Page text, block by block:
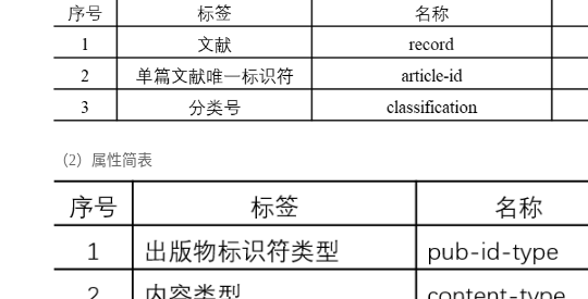
（2）属性简表